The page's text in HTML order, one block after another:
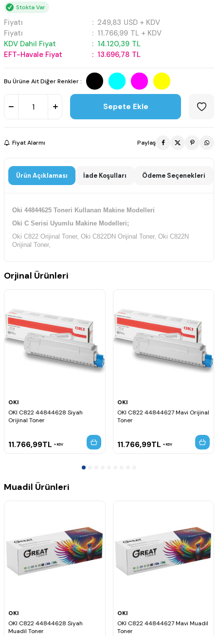
Stokta Var
Fiyatı : 249,83 USD + KDV
Fiyatı
: 11.766,99 TL + KDV
KDV Dahil Fiyat
: 14.120,39 TL
EFT-Havale Fiyat
: 13.696,78 TL
Bu Ürüne Ait Diğer Renkler :
Sepete Ekle
Fiyat Alarmı Paylaş
Ürün Açıklaması İade Koşulları Ödeme Seçenekleri
Oki 44844625 Toneri Kullanan Makine Modelleri
Oki C Serisi Uyumlu Makine Modelleri;
Oki C822 Orijinal Toner, Oki C822DN Orijinal Toner, Oki C822N
Orijinal Toner,
Orjinal Ürünleri
OKI
OKI C822 44844628 Siyah
Orijinal Toner
11.766,99TL KDV
OKI
OKI C822 44844627 Mavi Orijinal
Toner
11.766,99TL KDV
Muadil Ürünleri
OKI
OKI C822 44844628 Siyah
Muadil Toner
OKI
OKI C822 44844627 Mavi Muadil
Toner